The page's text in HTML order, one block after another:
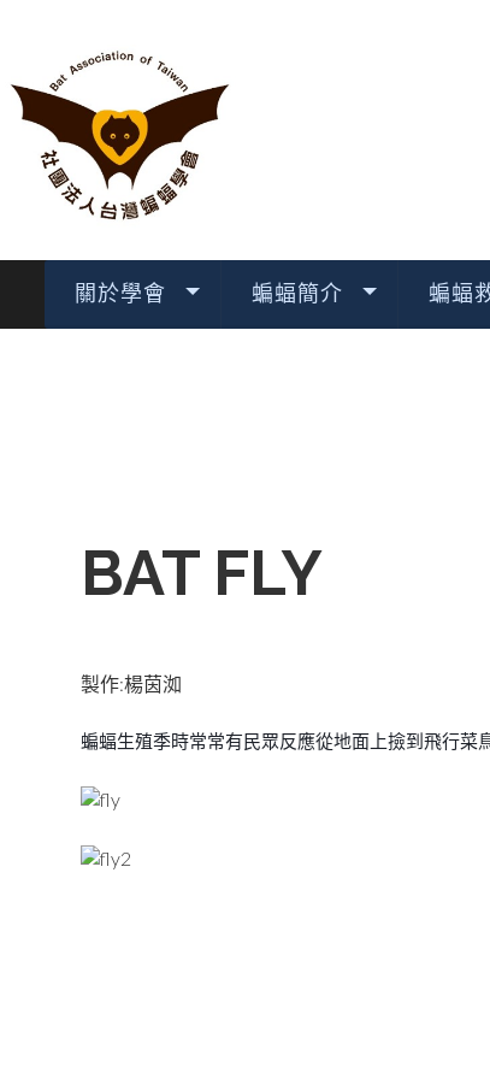
關於學會 蝙蝠簡介 蝙蝠
BAT FLY
製作:楊茵洳
蝙蝠生殖季時常常有民眾反應從地面上撿到飛行